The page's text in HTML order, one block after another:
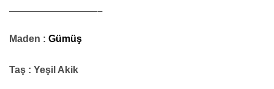
—————————–
Maden : Gümüş
Taş : Yeşil Akik